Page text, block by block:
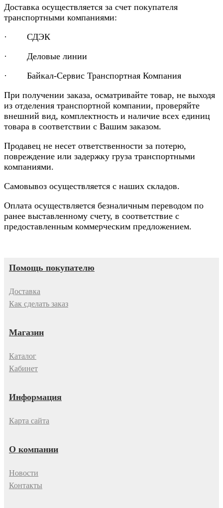
Доставка осуществляется за счет покупателя
транспортными компаниями:
· СДЭК
· Деловые линии
· Байкал-Сервис Транспортная Компания
При получении заказа, осматривайте товар, не выходя
из отделения транспортной компании, проверяйте
внешний вид, комплектность и наличие всех единиц
товара в соответствии с Вашим заказом.
Продавец не несет ответственности за потерю,
повреждение или задержку груза транспортными
компаниями.
Самовывоз осуществляется с наших складов.
Оплата осуществляется безналичным переводом по
ранее выставленному счету, в соответствие с
предоставленным коммерческим предложением.
Помощь покупателю
Доставка
Как сделать заказ
Магазин
Каталог
Кабинет
Информация
Карта сайта
О компании
Новости
Контакты